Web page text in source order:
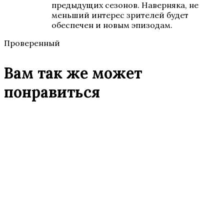
предыдущих сезонов. Наверняка, не
меньший интерес зрителей будет
обеспечен и новым эпизодам.
Проверенный
Вам так же может
понравиться